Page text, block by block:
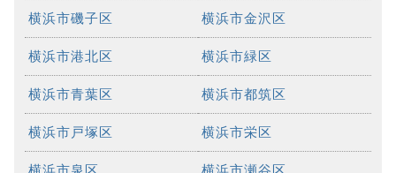
横浜市磯子区 横浜市金沢区
横浜市港北区 横浜市緑区
横浜市青葉区 横浜市都筑区
横浜市戸塚区 横浜市栄区
横浜市泉区 横浜市瀬谷区